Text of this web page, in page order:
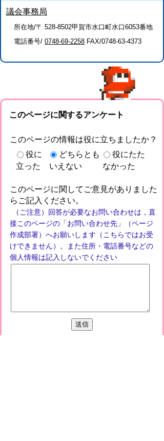
議会事務局
所在地/〒 528-8502甲賀市水口町水口6053番地
電話番号/ 0748-69-2258 FAX/0748-63-4373
このページに関するアンケート
このページの情報は役に立ちましたか？
役に
立った
どちらとも
いえない
役にたた
なかった
このページに関してご意見がありました
らご記入ください。
（ご注意）回答が必要なお問い合わせは，直
接このページの「お問い合わせ先」（ページ
作成部署）へお願いします（こちらではお受
けできません）。また住所・電話番号などの
個人情報は記入しないでください